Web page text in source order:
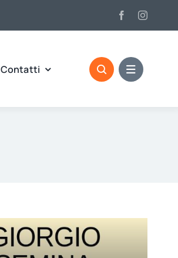
Contatti